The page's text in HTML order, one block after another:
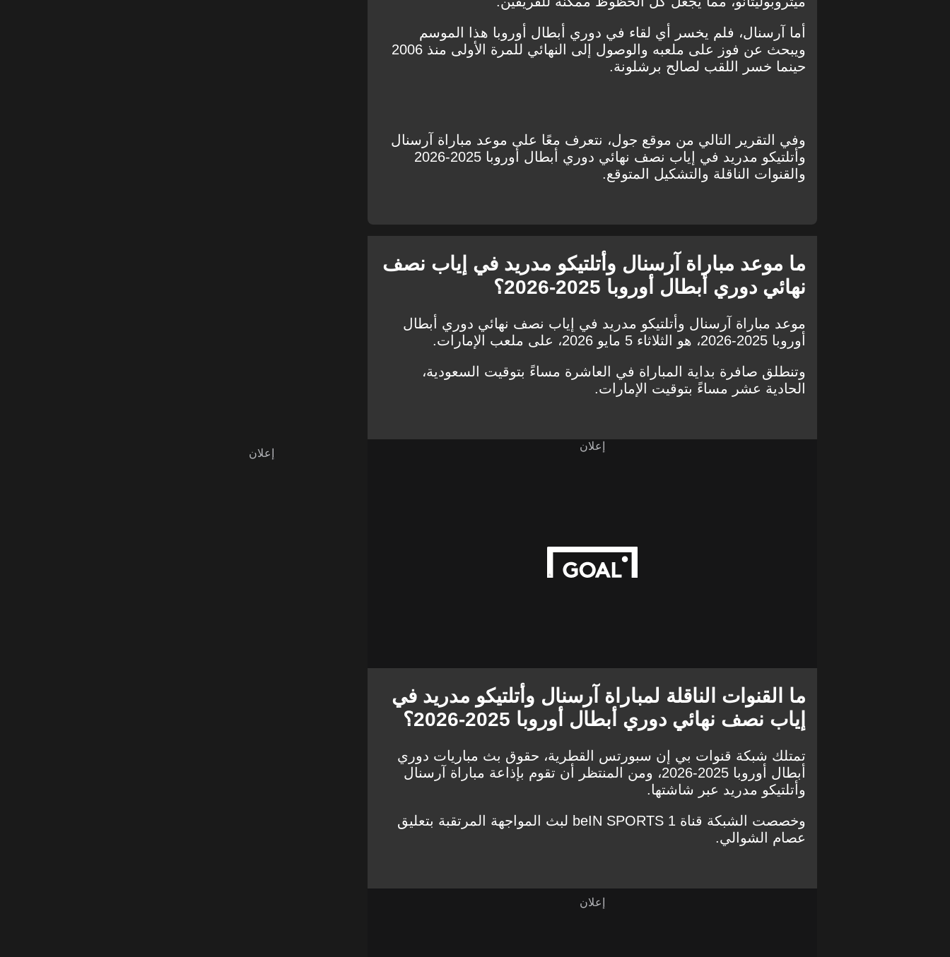
أما آرسنال، فلم يخسر أي لقاء في دوري أبطال أوروبا هذا الموسم
ويبحث عن فوز على ملعبه والوصول إلى النهائي للمرة الأولى منذ 2006
حينما خسر اللقب لصالح برشلونة.
وفي التقرير التالي من موقع جول، نتعرف معًا على موعد مباراة آرسنال
وأتلتيكو مدريد في إياب نصف نهائي دوري أبطال أوروبا 2025-2026
والقنوات الناقلة والتشكيل المتوقع.
ما موعد مباراة آرسنال وأتلتيكو مدريد في إياب نصف
نهائي دوري أبطال أوروبا 2025-2026؟
موعد مباراة آرسنال وأتلتيكو مدريد في إياب نصف نهائي دوري أبطال
أوروبا 2025-2026، هو الثلاثاء 5 مايو 2026، على ملعب الإمارات.
وتنطلق صافرة بداية المباراة في العاشرة مساءً بتوقيت السعودية،
الحادية عشر مساءً بتوقيت الإمارات.
إعلان
ما القنوات الناقلة لمباراة آرسنال وأتلتيكو مدريد في
إياب نصف نهائي دوري أبطال أوروبا 2025-2026؟
تمتلك شبكة قنوات بي إن سبورتس القطرية، حقوق بث مباريات دوري
أبطال أوروبا 2025-2026، ومن المنتظر أن تقوم بإذاعة مباراة آرسنال
وأتلتيكو مدريد عبر شاشتها.
وخصصت الشبكة قناة beIN SPORTS 1 لبث المواجهة المرتقبة بتعليق
عصام الشوالي.